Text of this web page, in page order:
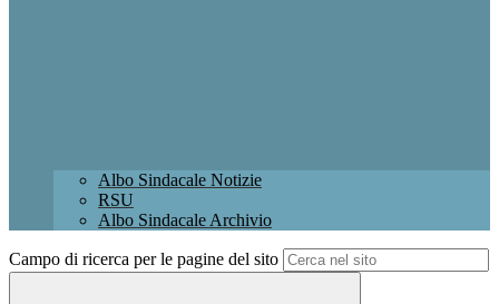
Albo Sindacale Notizie
RSU
Albo Sindacale Archivio
Campo di ricerca per le pagine del sito